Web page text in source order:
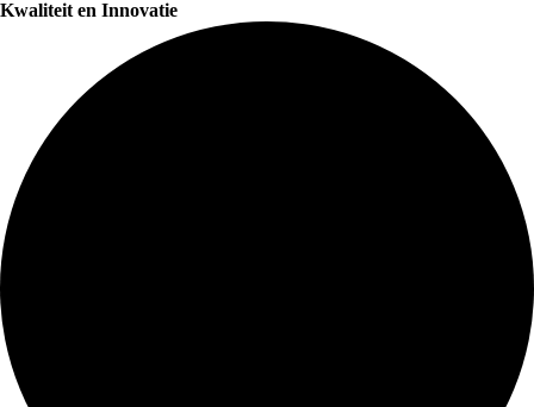
Kwaliteit en Innovatie